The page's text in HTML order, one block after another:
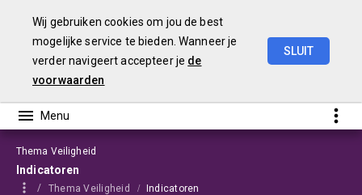
Wij gebruiken cookies om jou de best
mogelijke service te bieden. Wanneer je
verder navigeert accepteer je de
voorwaarden
SLUIT
Thema Veiligheid
Indicatoren
Thema Veiligheid Indicatoren